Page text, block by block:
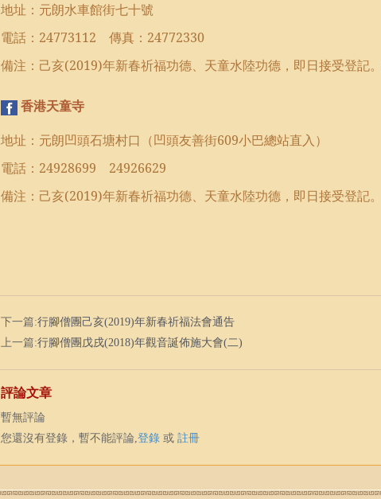
地址：元朗水車館街七十號
電話： 24773112 傳真： 24772330
備注：己亥(2019)年新春祈福功德、 天童水陸功德，即日接受登記
香港天童寺
地址：元朗凹頭石塘村口（凹頭友善街609小巴總站直入）
電話： 24928699
24926629
備注：己亥(2019)年新春祈福功德、 天童水陸功德，即日接受登記。
下一篇:行腳僧團己亥(2019)年新春祈福法會通告
上一篇:行腳僧團戊戌(2018)年觀音誕佈施大會(二)
評論文章
暫無評論
您還沒有登錄，暫不能評論,登錄 或 註冊